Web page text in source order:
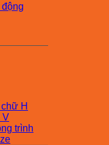
H
V
trình